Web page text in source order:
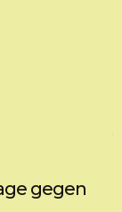
gegen